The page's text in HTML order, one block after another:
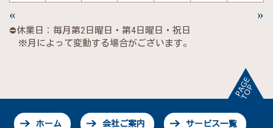
« »
⛔休業日：毎月第2日曜日・第4日曜日・祝日
※月によって変動する場合がございます。
ホーム 会社ご案内 サービス一覧